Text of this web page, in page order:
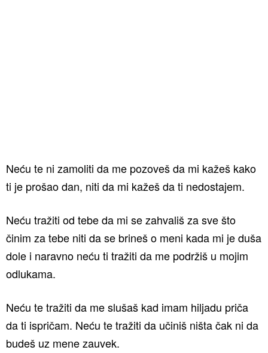
Neću te ni zamoliti da me pozoveš da mi kažeš kako
ti je prošao dan, niti da mi kažeš da ti nedostajem.
Neću tražiti od tebe da mi se zahvališ za sve što
činim za tebe niti da se brineš o meni kada mi je duša
dole i naravno neću ti tražiti da me podržiš u mojim
odlukama.
Neću te tražiti da me slušaš kad imam hiljadu priča
da ti ispričam. Neću te tražiti da učiniš ništa čak ni da
budeš uz mene zauvek.